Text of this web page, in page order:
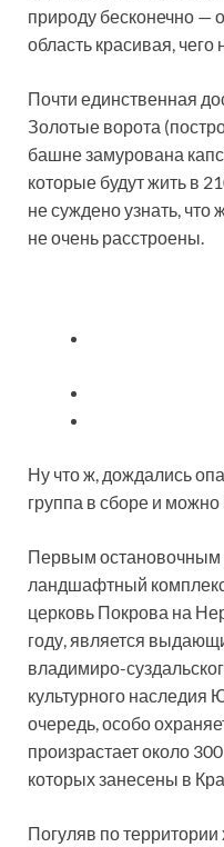
природу бесконечно —
область красивая,
Почти единственная
Золотые ворота
башне замурована
которые будут жить в
не суждено узнать,
не очень расстроены.
Ну что ж, дождались
группа в сборе и
Первым остановочным
ландшафтный
церковь Покрова на
году, является
владимиро-
культурного
очередь, особо
произрастает около
которых занесены в
Погуляв по